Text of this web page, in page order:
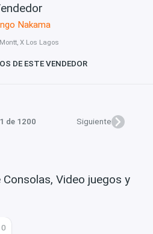
Nakama
X Los Lagos
DE ESTE VENDEDOR
de 1200 Siguiente
Video juegos y
0